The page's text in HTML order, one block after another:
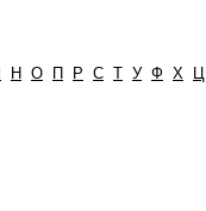
Н О П Р С Т У Ф Х Ц